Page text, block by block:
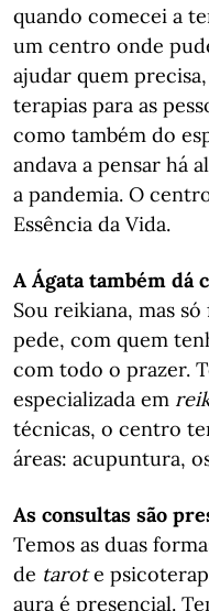
quando comecei a
um centro onde
ajudar quem
terapias para as
como também do
andava a pensar há
a pandemia. O
Essência da Vida.
A Ágata também dá
Sou reikiana, mas
pede, com quem
com todo o prazer.
especializada em
técnicas, o centro
áreas: acupuntura,
As consultas são
Temos as duas
de tarote
aura é presencial.